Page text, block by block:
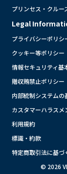
プリンセス・クルー
Legal
プライバシーポリシ
クッキー等ポリシー
情報セキュリティ基
贈収賄禁止ポリシー
内部統制システムの
カスタマーハラス
利用規約
標識・約款
特定商取引法に基づ
© 2026